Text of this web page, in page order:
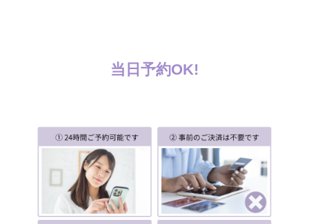
当日予約OK!